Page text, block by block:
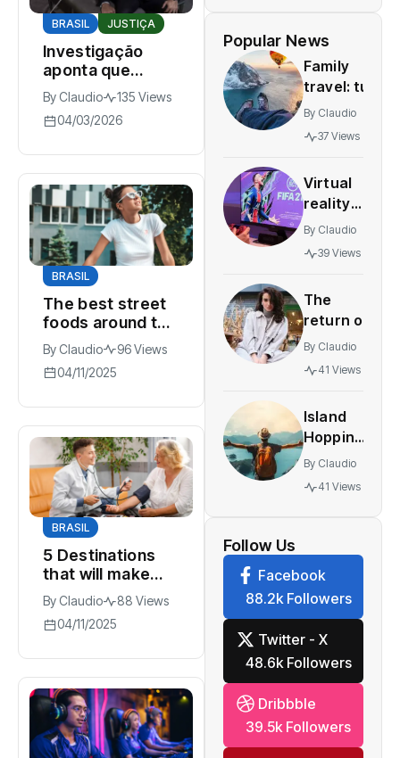
BRASIL JUSTIÇA
Investigação
aponta que
Daniel Vorcaro
mantinha
estrutura
pessoas
ByClaudio
135 Views
04/03/2026
BRASIL
The best street
foods around the
world you must
try again
ByClaudio
96 Views
04/11/2025
BRASIL
5 Destinations
that will make
you fall in love
with adventure
again
ByClaudio
88 Views
04/11/2025
Popular News
Family
travel: tun
and safe
destinations
free
adventures
By Claudio
37 Views
Virtual
reality
gaming
expands
innovative
multiplayer
features
By Claudio
39 Views
The
return of
vintage
retro
comeback
festival
By Claudio
41 Views
Island
Hopping
The
World’s
By Claudio
41 Views
Follow Us
Facebook
88.2k Followers
Twitter - X
48.6k Followers
Dribbble
39.5k Followers